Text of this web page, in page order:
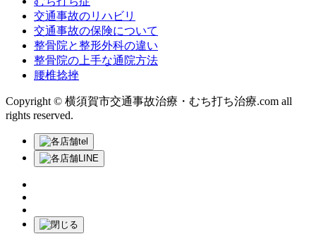
交通事故のリハビリ
交通事故の保険について
整骨院と整形外科の違い
整骨院の上手な通院方法
腰椎捻挫
Copyright © 横須賀市交通事故治療・むち打ち治療.com all
rights reserved.